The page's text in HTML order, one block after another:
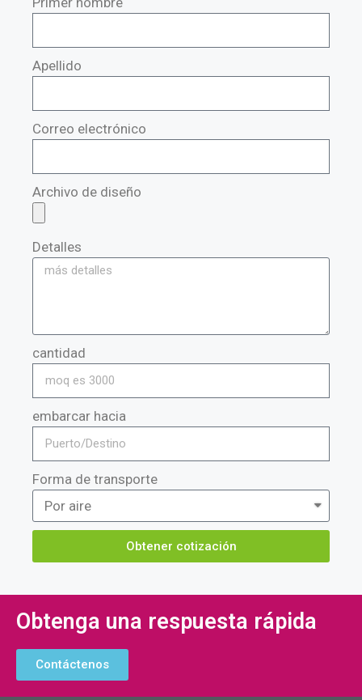
Apellido
Correo electrónico
Archivo de diseño
Detalles
cantidad
embarcar hacia
Forma de transporte
Obtener cotización
Obtenga una respuesta rápida
Contáctenos